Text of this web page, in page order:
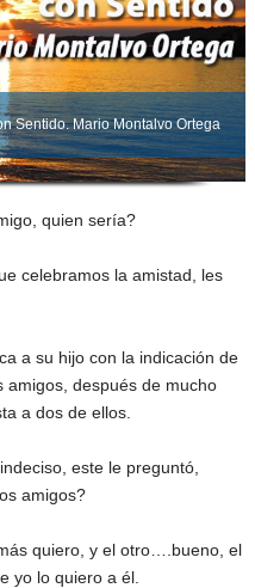
Sentido. Mario Montalvo Ortega
quien sería?
celebramos la amistad, les
a su hijo con la indicación de
después de mucho
a dos de ellos.
este le preguntó,
amigos?
quiero, y el otro….bueno, el
yo lo quiero a él.